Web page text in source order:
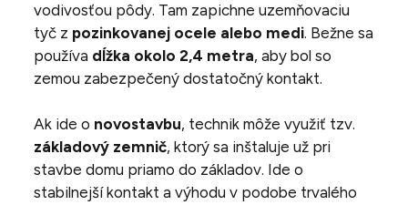
vodivosťou pôdy. Tam zapichne uzemňovaciu
tyč z pozinkovanej ocele alebo medi. Bežne sa
používa dĺžka okolo 2,4 metra, aby bol so
zemou zabezpečený dostatočný kontakt.
Ak ide o novostavbu, technik môže využiť tzv.
základový zemnič, ktorý sa inštaluje už pri
stavbe domu priamo do základov. Ide o
stabilnejší kontakt a výhodu v podobe trvalého